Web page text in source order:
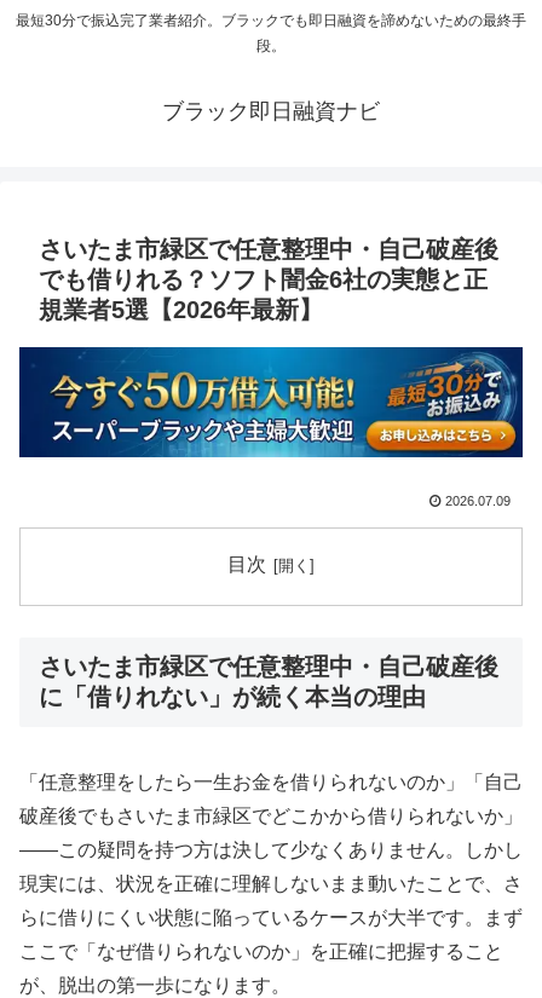
最短30分で振込完了業者紹介。ブラックでも即日融資を諦めないための最終手
段。
ブラック即日融資ナビ
さいたま市緑区で任意整理中・自己破産後
でも借りれる？ソフト闇金6社の実態と正
規業者5選【2026年最新】
2026.07.09
目次
さいたま市緑区で任意整理中・自己破産後
に「借りれない」が続く本当の理由
「任意整理をしたら一生お金を借りられないのか」「自己
破産後でもさいたま市緑区でどこかから借りられないか」
——この疑問を持つ方は決して少なくありません。しかし
現実には、状況を正確に理解しないまま動いたことで、さ
らに借りにくい状態に陥っているケースが大半です。まず
ここで「なぜ借りられないのか」を正確に把握すること
が、脱出の第一歩になります。